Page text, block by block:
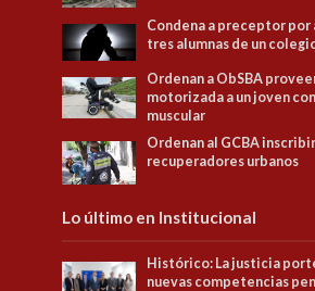
Condena a preceptor por
tres alumnas de un
Ordenan a ObSBA
motorizada a un joven
muscular
Ordenan al GCBA inscribir
recuperadores urbanos
Lo último en Institucional
Histórico: La justicia
nuevas competencias